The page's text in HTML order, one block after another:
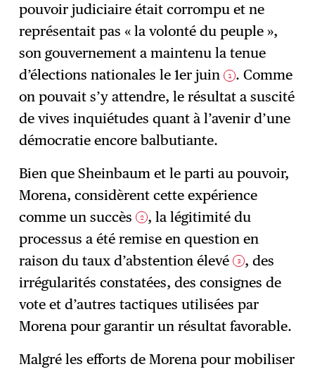
pouvoir judiciaire était corrompu et ne
représentait pas « la volonté du peuple »,
son gouvernement a maintenu la tenue
d’élections nationales le 1er juin 1 . Comme
on pouvait s’y attendre, le résultat a suscité
de vives inquiétudes quant à l’avenir d’une
démocratie encore balbutiante.
Bien que Sheinbaum et le parti au pouvoir,
Morena, considèrent cette expérience
comme un succès 2 , la légitimité du
processus a été remise en question en
raison du taux d’abstention élevé 3 , des
irrégularités constatées, des consignes de
vote et d’autres tactiques utilisées par
Morena pour garantir un résultat favorable.
Malgré les efforts de Morena pour mobiliser